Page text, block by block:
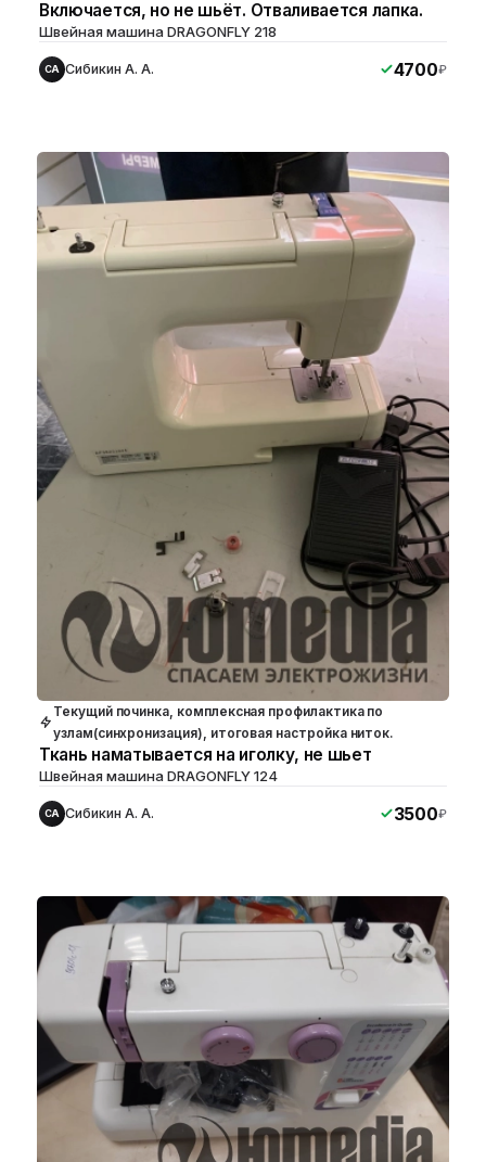
Включается, но не шьёт. Отваливается лапка.
Швейная машина DRAGONFLY 218
СА Сибикин А. А. 4700₽
Текущий починка, комплексная профилактика по
узлам(синхронизация), итоговая настройка ниток.
Ткань наматывается на иголку, не шьет
Швейная машина DRAGONFLY 124
СА Сибикин А. А. 3500₽